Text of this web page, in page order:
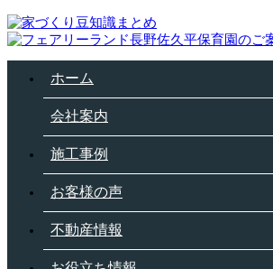
ホーム
会社案内
施工事例
お客様の声
不動産情報